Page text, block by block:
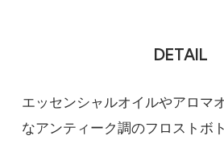
DETAIL
エッセンシャルオイルやアロマ
なアンティーク調のフロストボト